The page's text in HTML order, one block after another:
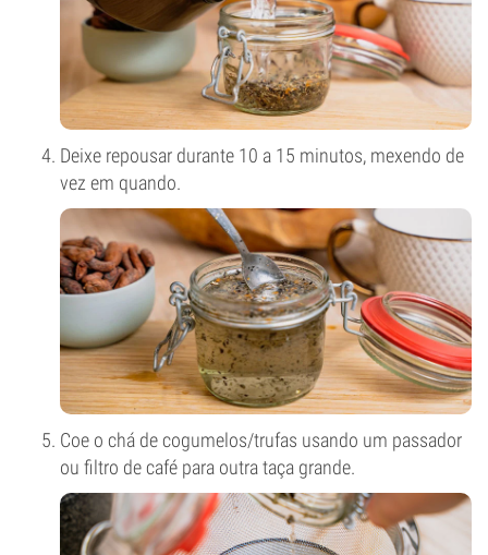
Deixe repousar durante 10 a 15 minutos, mexendo de
vez em quando.
Coe o chá de cogumelos/trufas usando um passador
ou filtro de café para outra taça grande.